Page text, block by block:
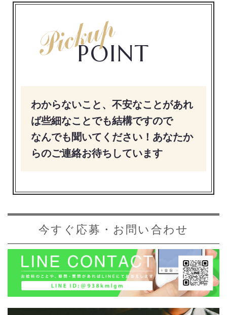
POINT
わからないこと、不安なことがあれ
ば些細なことでも結構ですので
なんでも聞いてください！あなたか
らのご連絡お待ちしています
今すぐ応募・お問い合わせ